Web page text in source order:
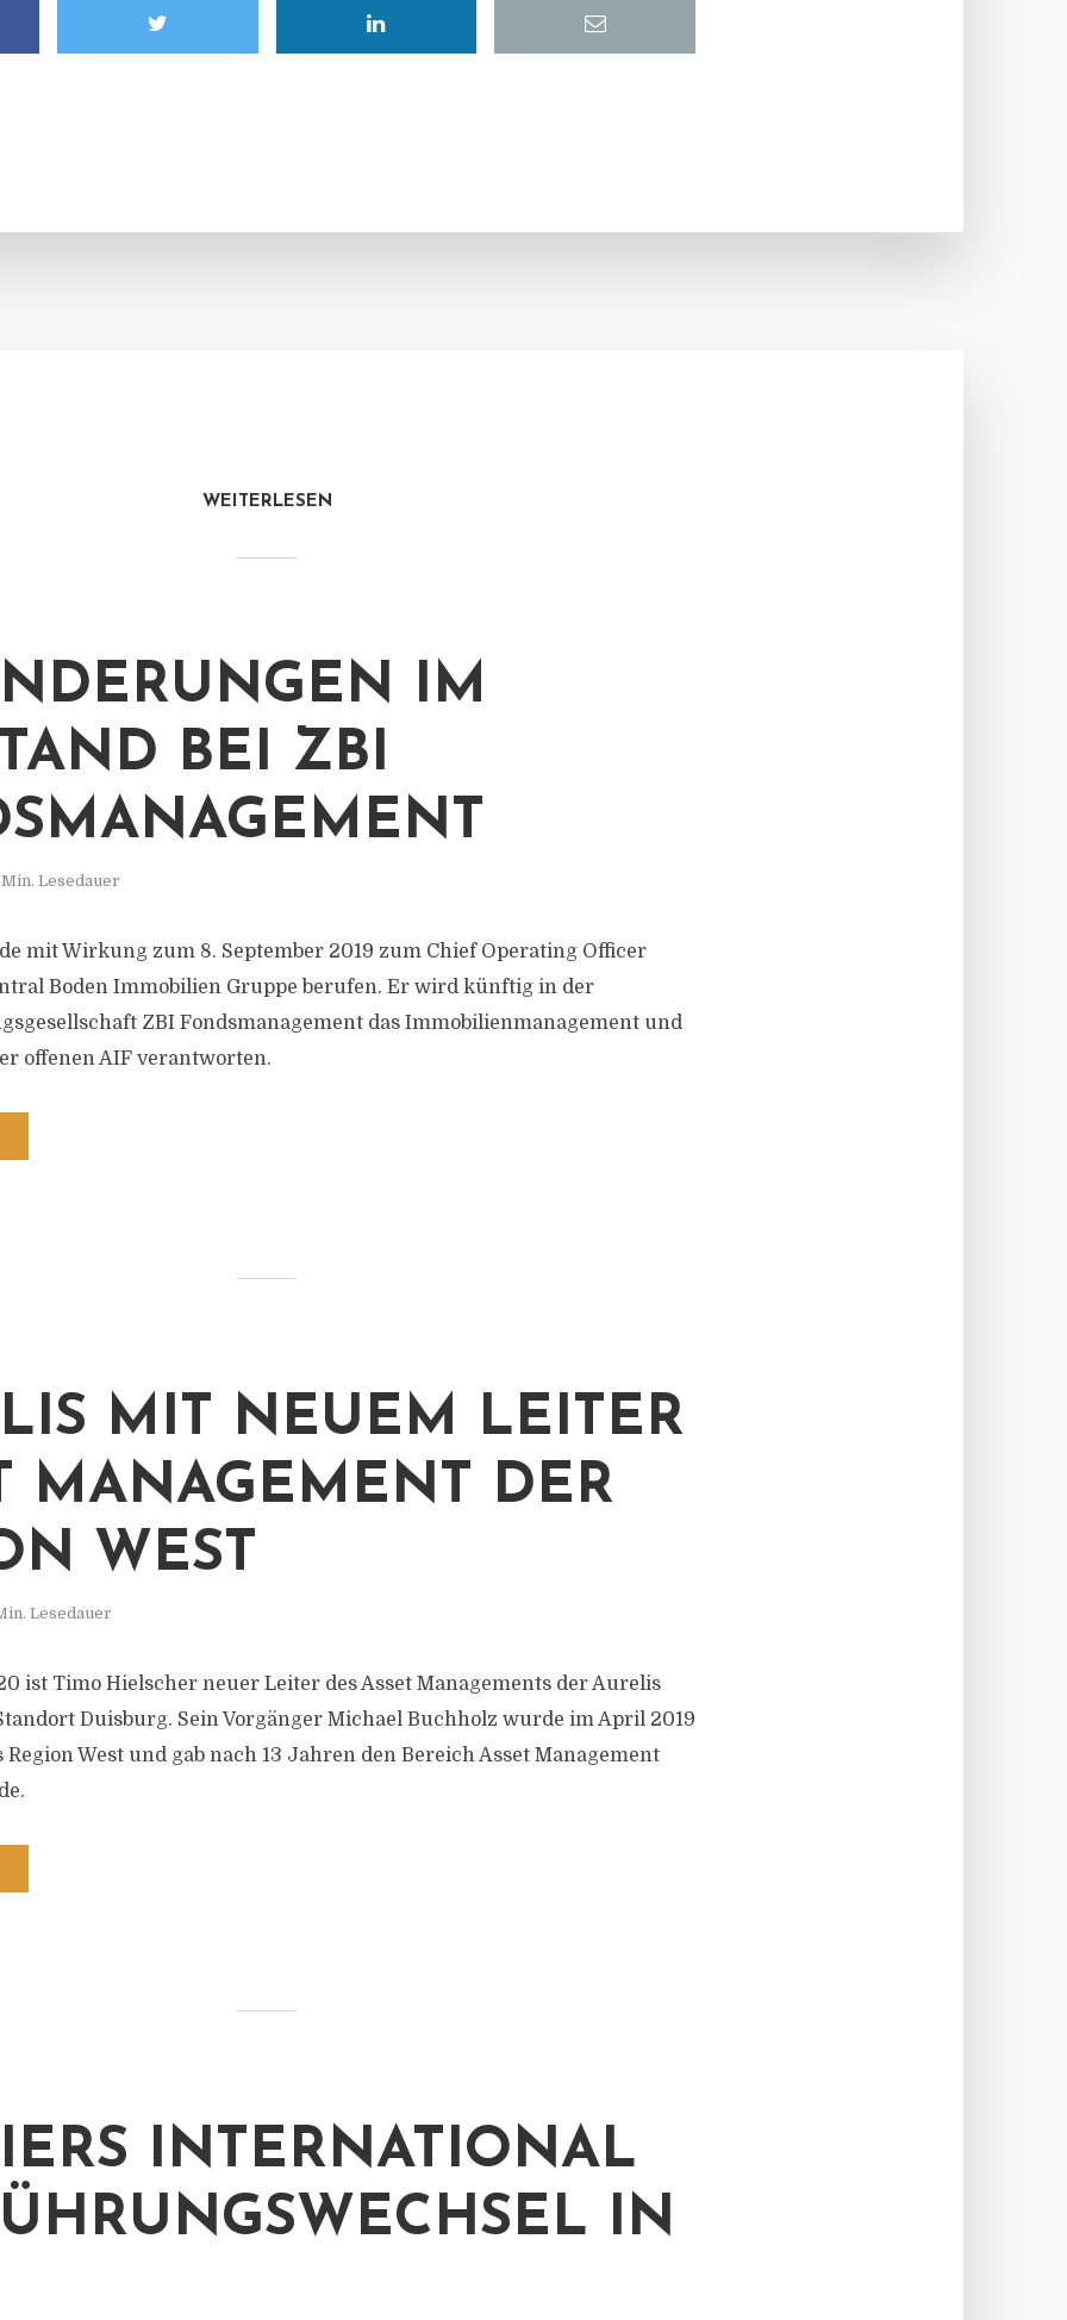
WEITERLESEN
IM
BEI ZBI
Min. Lesedauer
mit Wirkung zum 8. September 2019 zum Chief Operating Officer
Boden Immobilien Gruppe berufen. Er wird künftig in der
ZBI Fondsmanagement das Immobilienmanagement und
offenen AIF verantworten.
MIT NEUEM LEITER
MANAGEMENT DER
WEST
Lesedauer
ist Timo Hielscher neuer Leiter des Asset Managements der Aurelis
Duisburg. Sein Vorgänger Michael Buchholz wurde im April 2019
West und gab nach 13 Jahren den Bereich Asset Management
INTERNATIONAL
IN